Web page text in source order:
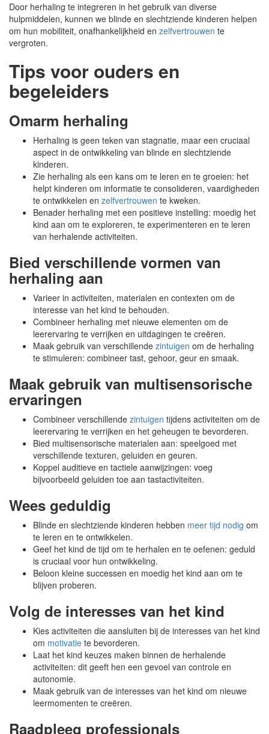
Door herhaling te integreren in het gebruik van diverse
hulpmiddelen, kunnen we blinde en slechtziende kinderen helpen
om hun mobiliteit, onafhankelijkheid en zelfvertrouwen te
vergroten.
Tips voor ouders en
begeleiders
Omarm herhaling
Herhaling is geen teken van stagnatie, maar een cruciaal
aspect in de ontwikkeling van blinde en slechtziende
kinderen.
Zie herhaling als een kans om te leren en te groeien: het
helpt kinderen om informatie te consolideren, vaardigheden
te ontwikkelen en zelfvertrouwen te kweken.
Benader herhaling met een positieve instelling: moedig het
kind aan om te exploreren, te experimenteren en te leren
van herhalende activiteiten.
Bied verschillende vormen van
herhaling aan
Varieer in activiteiten, materialen en contexten om de
interesse van het kind te behouden.
Combineer herhaling met nieuwe elementen om de
leerervaring te verrijken en uitdagingen te creëren.
Maak gebruik van verschillende zintuigen om de herhaling
te stimuleren: combineer tast, gehoor, geur en smaak.
Maak gebruik van multisensorische
ervaringen
Combineer verschillende zintuigen tijdens activiteiten om de
leerervaring te verrijken en het geheugen te bevorderen.
Bied multisensorische materialen aan: speelgoed met
verschillende texturen, geluiden en geuren.
Koppel auditieve en tactiele aanwijzingen: voeg
bijvoorbeeld geluiden toe aan tastactiviteiten.
Wees geduldig
Blinde en slechtziende kinderen hebben meer tijd nodig om
te leren en te ontwikkelen.
Geef het kind de tijd om te herhalen en te oefenen: geduld
is cruciaal voor hun ontwikkeling.
Beloon kleine successen en moedig het kind aan om te
blijven proberen.
Volg de interesses van het kind
Kies activiteiten die aansluiten bij de interesses van het kind
om motivatie te bevorderen.
Laat het kind keuzes maken binnen de herhalende
activiteiten: dit geeft hen een gevoel van controle en
autonomie.
Maak gebruik van de interesses van het kind om nieuwe
leermomenten te creëren.
Raadpleeg professionals